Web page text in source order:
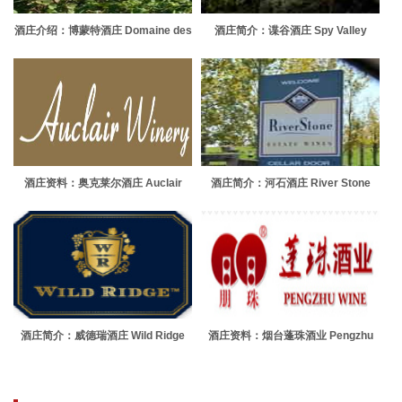
酒庄介绍：博蒙特酒庄 Domaine des
酒庄简介：谍谷酒庄 Spy Valley
酒庄资料：奥克莱尔酒庄 Auclair
酒庄简介：河石酒庄 River Stone
酒庄简介：威德瑞酒庄 Wild Ridge
酒庄资料：烟台蓬珠酒业 Pengzhu